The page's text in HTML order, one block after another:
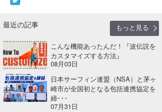
最近の記事
もっと見る
こんな機能あったんだ！『波伝説を
カスタマイズする方法』
08月03日
日本サーフィン連盟（NSA）と茅ヶ
崎市が全国初となる包括連携協定を
締･･･
07月31日